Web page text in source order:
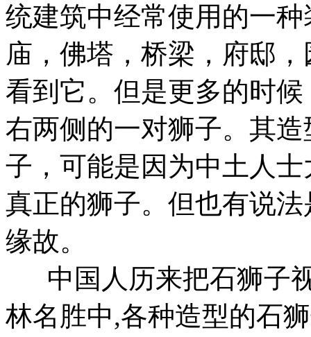
统建筑中经常使用的一
庙，佛塔，桥梁，府邸
看到它。但是更多的时
右两侧的一对狮子。其
子，可能是因为中土人
真正的狮子。但也有说
缘故。
中国人历来把石狮子
林名胜中,各种造型的石